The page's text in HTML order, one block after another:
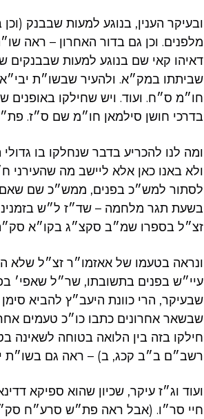
ובעיקר הענין, בנוגע למעות שבבנק
מלפנים. וכן גם בדור האחרון – ראה
דאיהו קאי שם בנוגע למעות שבבנקים
שביתתו במק״א. ולהעיר שבשו״ת
חו״מ ס״ח. ועוד. ויש שחילקו באופנים
בדרכי חושן סילמאן חו״מ שם ס״ז.
ומה לנו להכריע בדבר שנחלקו בו
ולא באנו כאן אלא ליישב מה
לסתור למש״כ בפנים, ממש״כ שם שאם
בשעת תגר מלחמה – שד״ז ל״ש
זצ״ל בספרו שמ״ב סקצ״ג בקו״א
ונראה בטעמו של אאזמו״ר זצ״ל שלא
עיי״ש בפנים בתשובתו, שר״ל שאפי׳
שבעיקר, הרי כוונת היעב״ץ להביא
שבשאר אחרונים כתבו כו״כ טעמים
חילקו בזה בין הלואה בטוחה לשאינה
רשב״ם ב״ב קכג, ב) – ראה גם בשו״ת
ועוד וג״ז עיקר, שכיון שהוא ספיקא
חיי סר״ו. (אבל ראה פת״ש סרע״ח